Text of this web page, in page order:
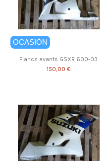
OCASIÓN
Flancs avants GSXR 600-03
150,00 €